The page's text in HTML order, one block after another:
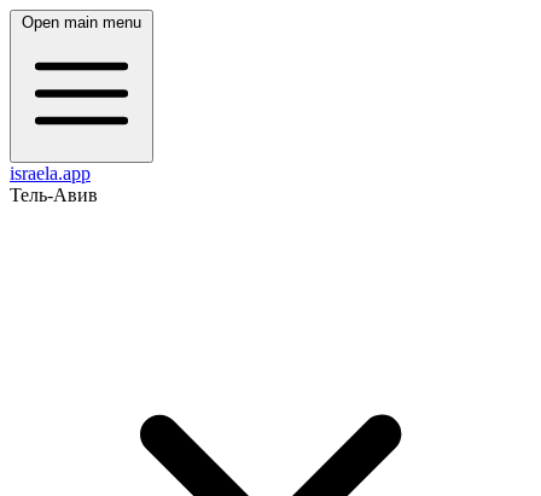
Open main menu
israela.app
Тель-Авив